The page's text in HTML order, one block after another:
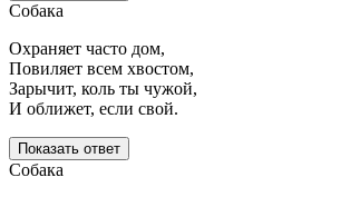
Собака
Охраняет часто дом,
Повиляет всем хвостом,
Зарычит, коль ты чужой,
И оближет, если свой.
Показать ответ
Собака